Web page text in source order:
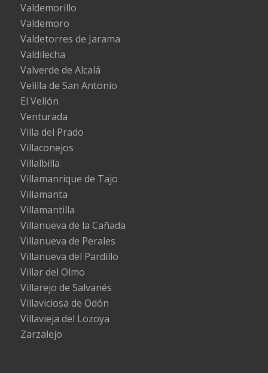
Valdemorillo
Valdemoro
Valdetorres de Jarama
Valdilecha
Valverde de Alcalá
Velilla de San Antonio
El Vellón
Venturada
Villa del Prado
Villaconejos
Villalbilla
Villamanrique de Tajo
Villamanta
Villamantilla
Villanueva de la Cañada
Villanueva de Perales
Villanueva del Pardillo
Villar del Olmo
Villarejo de Salvanés
Villaviciosa de Odón
Villavieja del Lozoya
Zarzalejo